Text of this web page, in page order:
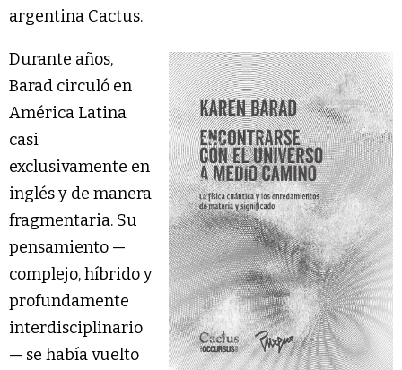
argentina Cactus.
Durante años,
Barad circuló en
América Latina
casi
exclusivamente en
inglés y de manera
fragmentaria. Su
pensamiento —
complejo, híbrido y
profundamente
interdisciplinario
— se había vuelto